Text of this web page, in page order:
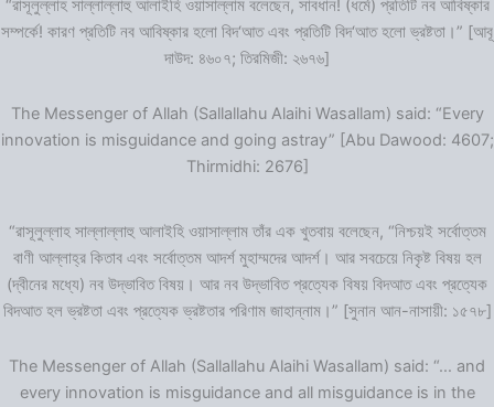
“রাসূলুল্লাহ সাল্লাল্লাহু আলাইহি ওয়াসাল্লাম বলেছেন, সাবধান! (ধর্মে) প্রতিটি নব আবিষ্কার
সম্পর্কে! কারণ প্রতিটি নব আবিষ্কার হলো বিদ‘আত এবং প্রতিটি বিদ‘আত হলো ভ্রষ্টতা।” [আবূ
দাউদ: ৪৬০৭; তিরমিজী: ২৬৭৬]
The Messenger of Allah (Sallallahu Alaihi Wasallam) said: “Every
innovation is misguidance and going astray” [Abu Dawood: 4607;
Thirmidhi: 2676]
“রাসূলুল্লাহ সাল্লাল্লাহু আলাইহি ওয়াসাল্লাম তাঁর এক খুতবায় বলেছেন, “নিশ্চয়ই সর্বোত্তম
বাণী আল্লাহ্‌র কিতাব এবং সর্বোত্তম আদর্শ মুহাম্মদের আদর্শ। আর সবচেয়ে নিকৃষ্ট বিষয় হল
(দ্বীনের মধ্যে) নব উদ্ভাবিত বিষয়। আর নব উদ্ভাবিত প্রত্যেক বিষয় বিদআত এবং প্রত্যেক
বিদআত হল ভ্রষ্টতা এবং প্রত্যেক ভ্রষ্টতার পরিণাম জাহান্নাম।” [সুনান আন-নাসায়ী: ১৫৭৮]
The Messenger of Allah (Sallallahu Alaihi Wasallam) said: “… and
every innovation is misguidance and all misguidance is in the